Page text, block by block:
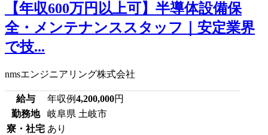
【年収600万円以上可】半導体設備保
全・メンテナンススタッフ｜安定業界
で技...
nmsエンジニアリング株式会社
給与 年収例4,200,000円
勤務地
岐阜県 土岐市
寮・社宅 あり